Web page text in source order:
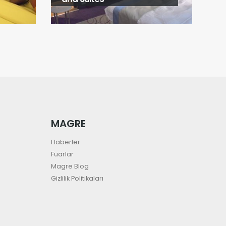
MAGRE
Haberler
Fuarlar
Magre Blog
Gizlilik Politikaları